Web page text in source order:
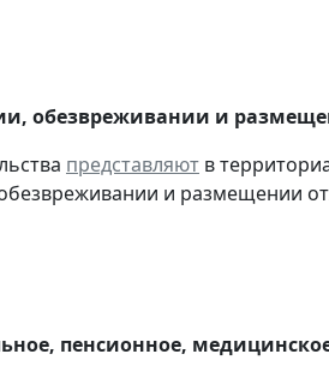
обезвреживании и
представляют в
и размещении
пенсионное,